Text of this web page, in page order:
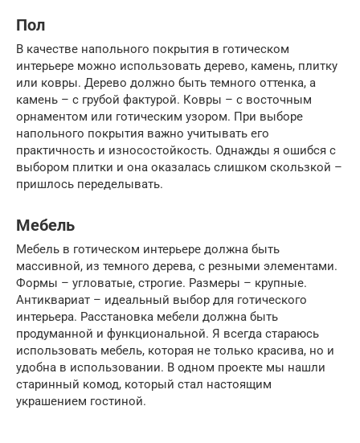
Пол
В качестве напольного покрытия в готическом
интерьере можно использовать дерево, камень, плитку
или ковры. Дерево должно быть темного оттенка, а
камень – с грубой фактурой. Ковры – с восточным
орнаментом или готическим узором. При выборе
напольного покрытия важно учитывать его
практичность и износостойкость. Однажды я ошибся с
выбором плитки и она оказалась слишком скользкой –
пришлось переделывать.
Мебель
Мебель в готическом интерьере должна быть
массивной, из темного дерева, с резными элементами.
Формы – угловатые, строгие. Размеры – крупные.
Антиквариат – идеальный выбор для готического
интерьера. Расстановка мебели должна быть
продуманной и функциональной. Я всегда стараюсь
использовать мебель, которая не только красива, но и
удобна в использовании. В одном проекте мы нашли
старинный комод, который стал настоящим
украшением гостиной.